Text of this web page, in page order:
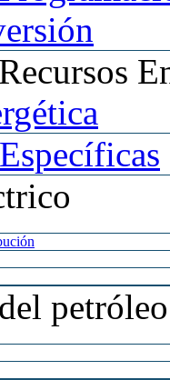
Específicas
del petróleo